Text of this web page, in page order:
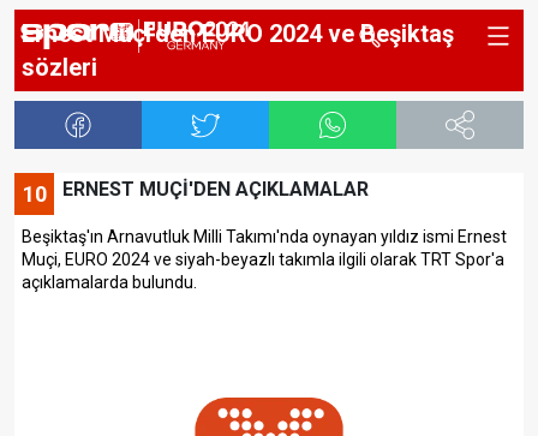
Ernest Muçi'den EURO 2024 ve Beşiktaş
sözleri
10 ERNEST MUÇİ'DEN AÇIKLAMALAR
Beşiktaş'ın Arnavutluk Milli Takımı'nda oynayan yıldız ismi Ernest
Muçi, EURO 2024 ve siyah-beyazlı takımla ilgili olarak TRT Spor'a
açıklamalarda bulundu.